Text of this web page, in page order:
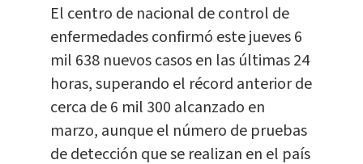
El centro de nacional de control de
enfermedades confirmó este jueves 6
mil 638 nuevos casos en las últimas 24
horas, superando el récord anterior de
cerca de 6 mil 300 alcanzado en
marzo, aunque el número de pruebas
de detección que se realizan en el país